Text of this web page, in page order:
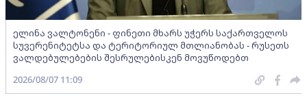
ელინა ვალტონენი - ფინეთი მხარს უჭერს საქართველოს
სუვერენიტეტსა და ტერიტორიულ მთლიანობას - რუსეთს
ვალდებულებების შესრულებისკენ მოვუწოდებთ
2026/08/07 11:09